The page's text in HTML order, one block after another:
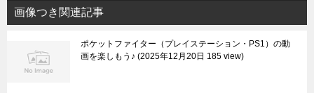
画像つき関連記事
ポケットファイター（プレイステーション・PS1）の動
画を楽しもう♪ 2025年12月20日 185 view